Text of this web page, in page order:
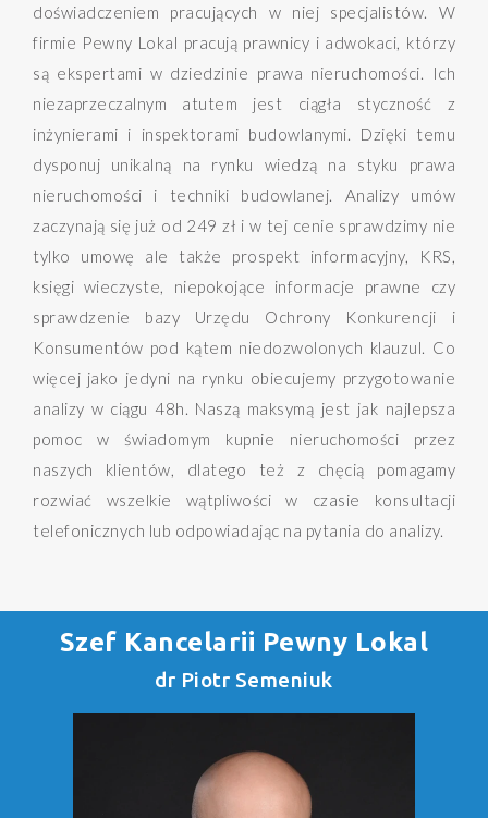
doświadczeniem pracujących w niej specjalistów. W
firmie Pewny Lokal pracują prawnicy i adwokaci, którzy
są ekspertami w dziedzinie prawa nieruchomości. Ich
niezaprzeczalnym atutem jest ciągła styczność z
inżynierami i inspektorami budowlanymi. Dzięki temu
dysponuj unikalną na rynku wiedzą na styku prawa
nieruchomości i techniki budowlanej. Analizy umów
zaczynają się już od 249 zł i w tej cenie sprawdzimy nie
tylko umowę ale także prospekt informacyjny, KRS,
księgi wieczyste, niepokojące informacje prawne czy
sprawdzenie bazy Urzędu Ochrony Konkurencji i
Konsumentów pod kątem niedozwolonych klauzul. Co
więcej jako jedyni na rynku obiecujemy przygotowanie
analizy w ciągu 48h. Naszą maksymą jest jak najlepsza
pomoc w świadomym kupnie nieruchomości przez
naszych klientów, dlatego też z chęcią pomagamy
rozwiać wszelkie wątpliwości w czasie konsultacji
telefonicznych lub odpowiadając na pytania do analizy.
Szef Kancelarii Pewny Lokal
dr Piotr Semeniuk